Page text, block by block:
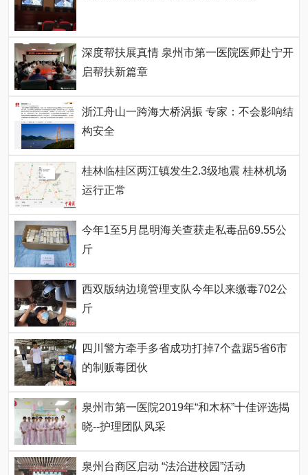
深度帮扶展真情 泉州市第一医院医师赴宁开
启帮扶新篇章
浙江舟山一跨海大桥涡振 专家：不会影响结
构安全
桂林临桂区两江镇发生2.3级地震 桂林机场
运行正常
今年1至5月昆明海关查获走私毒品69.55公
斤
西双版纳边境管理支队今年以来缴毒702公
斤
四川警方牵手多省成功打掉7个盘踞5省6市
的制贩毒团伙
泉州市第一医院2019年“和木杯”十佳评选揭
晓--护理团队风采
泉州台商区启动 “法治进校园”活动